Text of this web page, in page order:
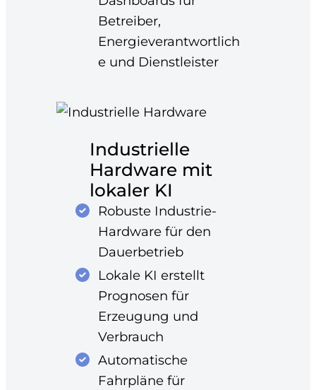
Betreiber,
Energieverantwortlich
e und Dienstleister
Industrielle
Hardware mit
lokaler KI
Robuste Industrie-
Hardware für den
Dauerbetrieb
Lokale KI erstellt
Prognosen für
Erzeugung und
Verbrauch
Automatische
Fahrpläne für